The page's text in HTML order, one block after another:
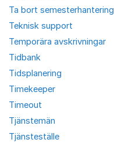
Ta bort semesterhantering
Teknisk support
Temporära avskrivningar
Tidbank
Tidsplanering
Timekeeper
Timeout
Tjänstemän
Tjänsteställe